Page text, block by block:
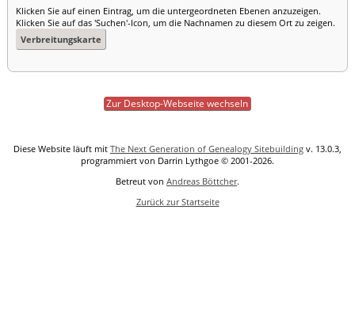
Klicken Sie auf einen Eintrag, um die untergeordneten Ebenen anzuzeigen.
Klicken Sie auf das 'Suchen'-Icon, um die Nachnamen zu diesem Ort zu zeigen.
Verbreitungskarte
Zur Desktop-Webseite wechseln
Diese Website läuft mit The Next Generation of Genealogy Sitebuilding v. 13.0.3,
programmiert von Darrin Lythgoe © 2001-2026.
Betreut von Andreas Böttcher.
Zurück zur Startseite